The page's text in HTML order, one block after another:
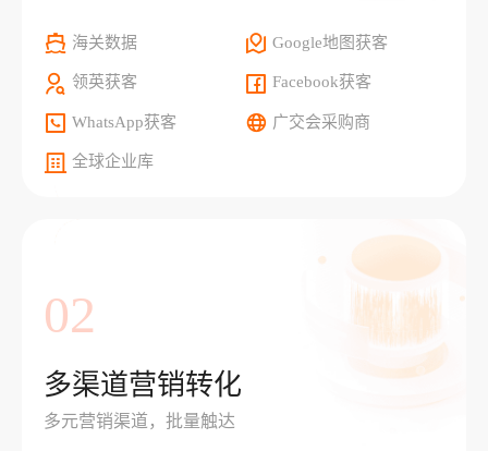
海关数据 Google地图获客
领英获客 Facebook获客
WhatsApp获客 广交会采购商
全球企业库
02
多渠道营销转化
多元营销渠道，批量触达